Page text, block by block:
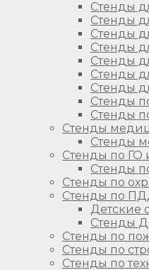
Стенды
Стенды
Стенды
Стенды
Стенды
Стенды
Стенды
Стенды
Стенды
Стенды
Стенды
Стенды по ГО
Стенды
Стенды по
Стенды по
Детские
Стенды
Стенды по
Стенды по
Стенды по